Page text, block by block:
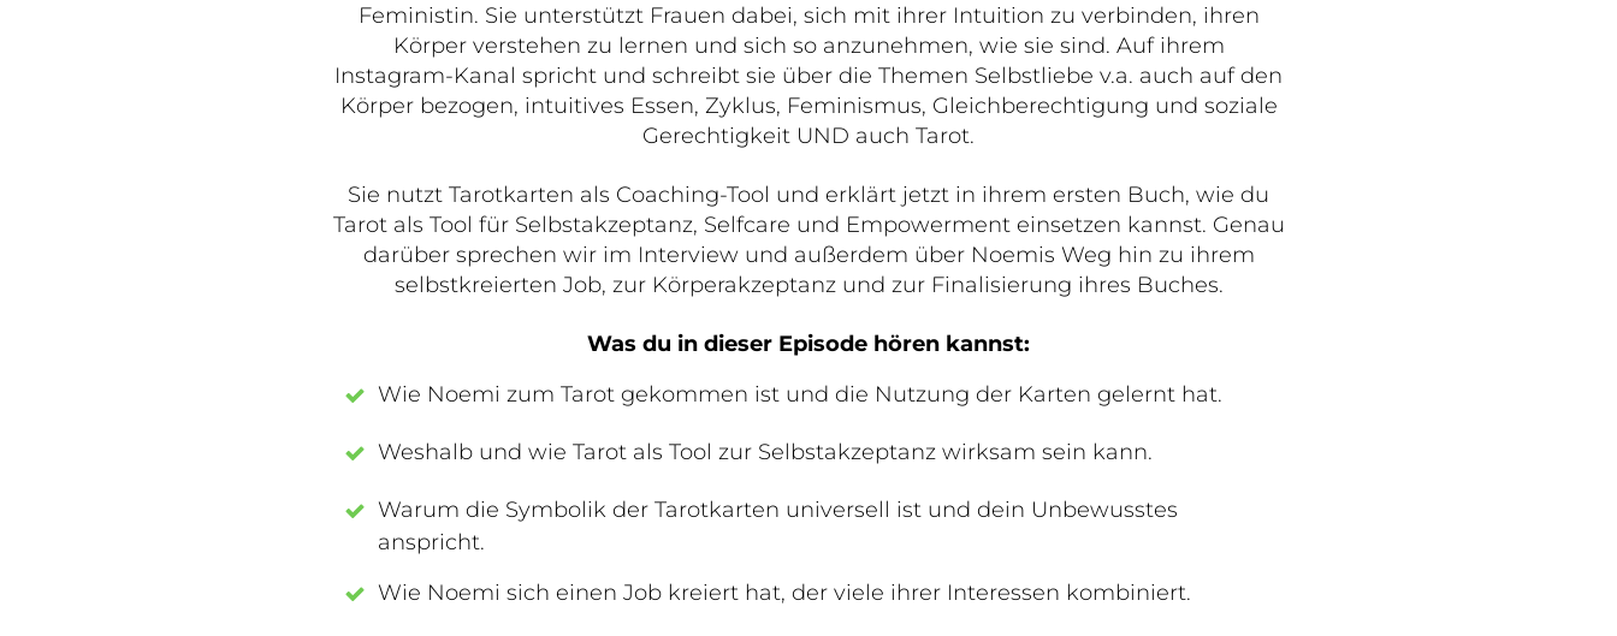
Feministin. Sie unterstützt Frauen dabei, sich mit ihrer Intuition zu verbinden, ihren
Körper verstehen zu lernen und sich so anzunehmen, wie sie sind. Auf ihrem
Instagram-Kanal spricht und schreibt sie über die Themen Selbstliebe v.a. auch auf den
Körper bezogen, intuitives Essen, Zyklus, Feminismus, Gleichberechtigung und soziale
Gerechtigkeit UND auch Tarot.
Sie nutzt Tarotkarten als Coaching-Tool und erklärt jetzt in ihrem ersten Buch, wie du
Tarot als Tool für Selbstakzeptanz, Selfcare und Empowerment einsetzen kannst. Genau
darüber sprechen wir im Interview und außerdem über Noemis Weg hin zu ihrem
selbstkreierten Job, zur Körperakzeptanz und zur Finalisierung ihres Buches.
Was du in dieser Episode hören kannst:
Wie Noemi zum Tarot gekommen ist und die Nutzung der Karten gelernt hat.
Weshalb und wie Tarot als Tool zur Selbstakzeptanz wirksam sein kann.
Warum die Symbolik der Tarotkarten universell ist und dein Unbewusstes
anspricht.
Wie Noemi sich einen Job kreiert hat, der viele ihrer Interessen kombiniert.